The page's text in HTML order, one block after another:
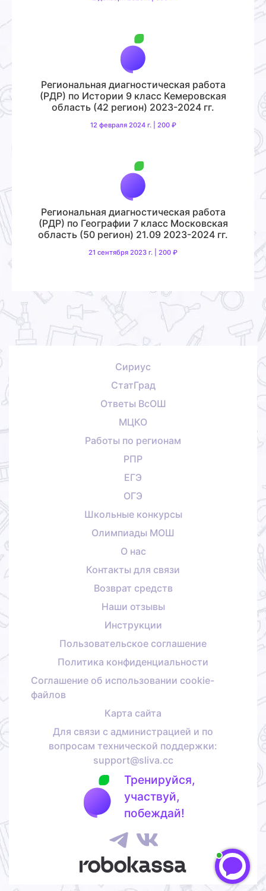
Региональная диагностическая работа
(РДР) по Истории 9 класс Кемеровская
область (42 регион) 2023-2024 гг.
12 февраля 2024 г. | 200 ₽
Региональная диагностическая работа
(РДР) по Географии 7 класс Московская
область (50 регион) 21.09 2023-2024 гг.
21 сентября 2023 г. | 200 ₽
Сириус
СтатГрад
Ответы ВсОШ
МЦКО
Работы по регионам
РПР
ЕГЭ
ОГЭ
Школьные конкурсы
Олимпиады МОШ
О нас
Контакты для связи
Возврат средств
Наши отзывы
Инструкции
Пользовательское соглашение
Политика конфиденциальности
Соглашение об использовании cookie-
файлов
Карта сайта
Для связи с администрацией и по
вопросам технической поддержки:
support@sliva.cc
Тренируйся,
участвуй,
побеждай!